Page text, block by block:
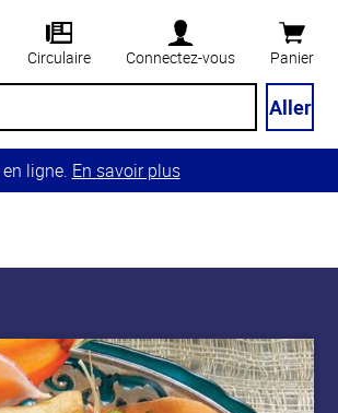
Circulaire Connectez-vous Panier
Aller
ligne. En savoir plus